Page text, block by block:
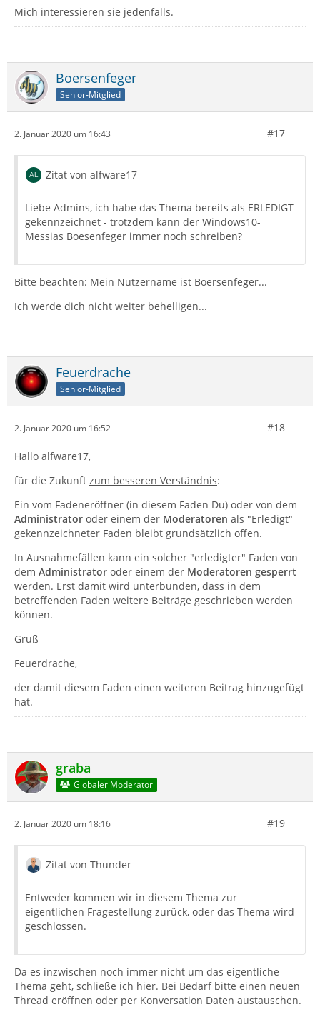
Mich interessieren sie jedenfalls.
Boersenfeger
Senior-Mitglied
2. Januar 2020 um 16:43 #17
Zitat von alfware17
Liebe Admins, ich habe das Thema bereits als ERLEDIGT
gekennzeichnet - trotzdem kann der Windows10-
Messias Boesenfeger immer noch schreiben?
Bitte beachten: Mein Nutzername ist Boersenfeger...
Ich werde dich nicht weiter behelligen...
Feuerdrache
Senior-Mitglied
2. Januar 2020 um 16:52 #18
Hallo alfware17,
für die Zukunft zum besseren Verständnis:
Ein vom Fadeneröffner (in diesem Faden Du) oder von dem
Administrator oder einem der Moderatoren als "Erledigt"
gekennzeichneter Faden bleibt grundsätzlich offen.
In Ausnahmefällen kann ein solcher "erledigter" Faden von
dem Administrator oder einem der Moderatoren gesperrt
werden. Erst damit wird unterbunden, dass in dem
betreffenden Faden weitere Beiträge geschrieben werden
können.
Gruß
Feuerdrache,
der damit diesem Faden einen weiteren Beitrag hinzugefügt
hat.
graba
Globaler Moderator
2. Januar 2020 um 18:16 #19
Zitat von Thunder
Entweder kommen wir in diesem Thema zur
eigentlichen Fragestellung zurück, oder das Thema wird
geschlossen.
Da es inzwischen noch immer nicht um das eigentliche
Thema geht, schließe ich hier. Bei Bedarf bitte einen neuen
Thread eröffnen oder per Konversation Daten austauschen.